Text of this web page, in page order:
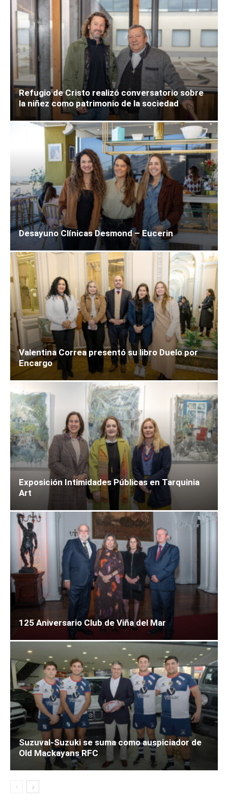
Refugio de Cristo realizó conversatorio sobre
la niñez como patrimonio de la sociedad
Desayuno Clínicas Desmond – Eucerin
Valentina Correa presentó su libro Duelo por
Encargo
Exposición Intimidades Públicas en Tarquinia
Art
125 Aniversario Club de Viña del Mar
Suzuval-Suzuki se suma como auspiciador de
Old Mackayans RFC